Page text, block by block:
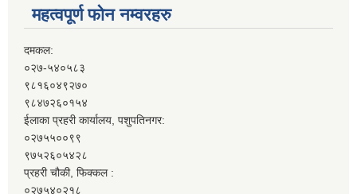
महत्वपूर्ण फोन नम्वरहरु
दमकल:
०२७-५४०५८३
९८१६०४९२७०
९८४७२६०१५४
ईलाका प्रहरी कार्यालय, पशुपतिनगर:
०२७५५००९९
९७५२६०५४२८
प्रहरी चौकी, फिक्कल :
०२७५४०२१८